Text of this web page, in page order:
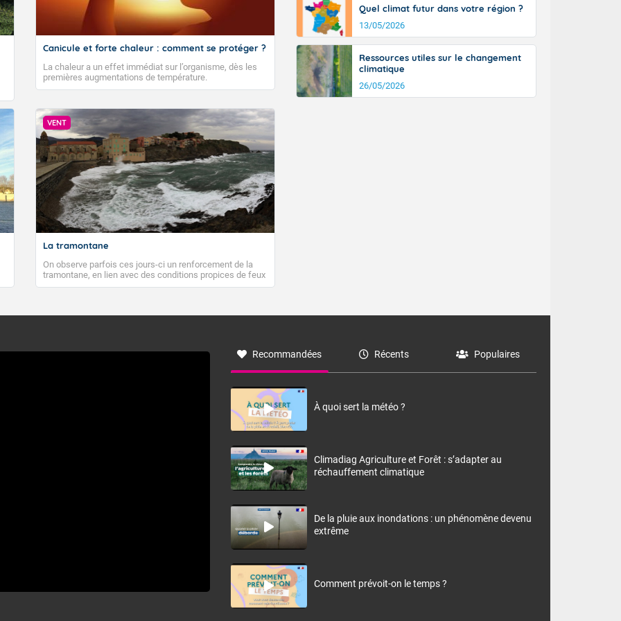
Canicule et forte chaleur : comment se protéger ?
La chaleur a un effet immédiat sur l’organisme, dès les
premières augmentations de température.
VENT
La tramontane
On observe parfois ces jours-ci un renforcement de la
tramontane, en lien avec des conditions propices de feux
de forêt. Mais qu'est-ce que la tramontane ? Quelles sont
à nord-ouest, dans un secteur qui part du Roussillon à la
monts, en allusion aux régions montagneuses d’où
Quel climat futur dans votre région ?
13/05/2026
Ressources utiles sur le changement
climatique
26/05/2026
Recommandées Récents Populaires
À quoi sert la météo ?
Climadiag Agriculture et Forêt : s’adapter au
réchauffement climatique
De la pluie aux inondations : un phénomène devenu
extrême
Comment prévoit-on le temps ?